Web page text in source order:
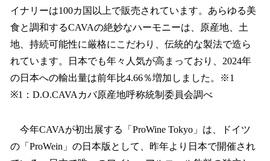
イナリーは100カ国以上で販売されています。あらゆる美
食と調和するCAVAの絶妙なハーモニーは、原産地、土
地、持続可能性に厳格にこだわり、伝統的な製法で造ら
れています。日本でも年々人気が高まっており、2024年
の日本への輸出量は前年比4.66％増加しました。※1
※1：D.O.CAVAカバ原産地呼称統制委員会調べ
今年CAVAが初出展する「ProWine Tokyo」は、ドイツ
の「ProWein」の日本版として、昨年より日本で開催され